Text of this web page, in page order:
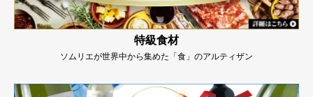
特級食材
ソムリエが世界中から集めた「食」のアルティザン